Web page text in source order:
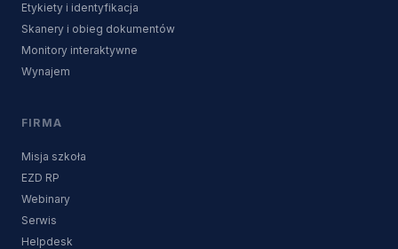
Etykiety i identyfikacja
Skanery i obieg dokumentów
Monitory interaktywne
Wynajem
FIRMA
Misja szkoła
EZD RP
Webinary
Serwis
Helpdesk